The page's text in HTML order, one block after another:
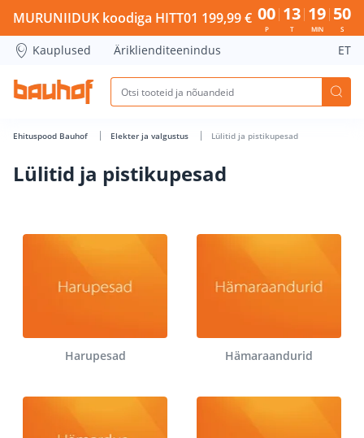
Lülitid ja pistikupesad - Bauhof has loaded
MURUNIIDUK koodiga HITT01 199,99 € 00
P
13
T
19
MIN
50
S
Kauplused Äriklienditeenindus ET
Ehituspood Bauhof Elekter ja valgustus Lülitid ja pistikupesad
Lülitid ja pistikupesad
Harupesad Hämaraandurid